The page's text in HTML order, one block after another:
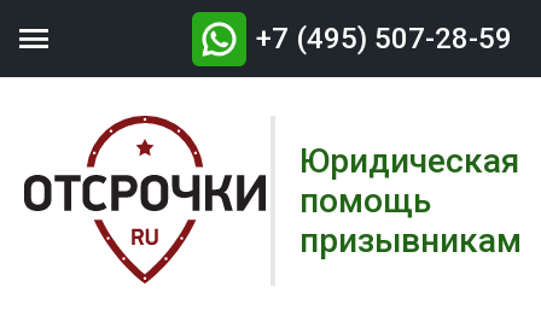
 +7 (495) 507-28-59
Юридическая
помощь
призывникам